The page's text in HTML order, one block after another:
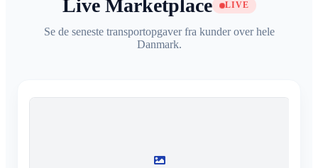
Live Marketplace LIVE
Se de seneste transportopgaver fra kunder over hele
Danmark.